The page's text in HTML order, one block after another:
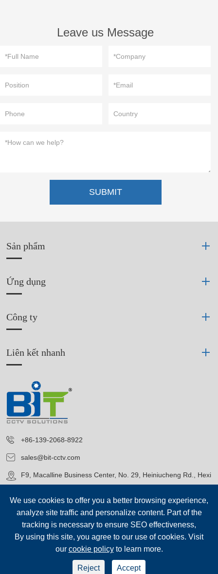
Leave us Message
SUBMIT
Sản phẩm
Ứng dụng
Công ty
Liên kết nhanh
+86-139-2068-8922
sales@bit-cctv.com
F9, Macalline Business Center, No. 29, Heiniucheng Rd., Hexi
Blue Icon (Tianjin) Technology Co., Ltd.
quyền.
We use cookies to offer you a better browsing experience,
analyze site traffic and personalize content. Part of the
tracking is necessary to ensure SEO effectiveness,
By using this site, you agree to our use of cookies. Visit
our cookie policyto learn more.
Reject Accept